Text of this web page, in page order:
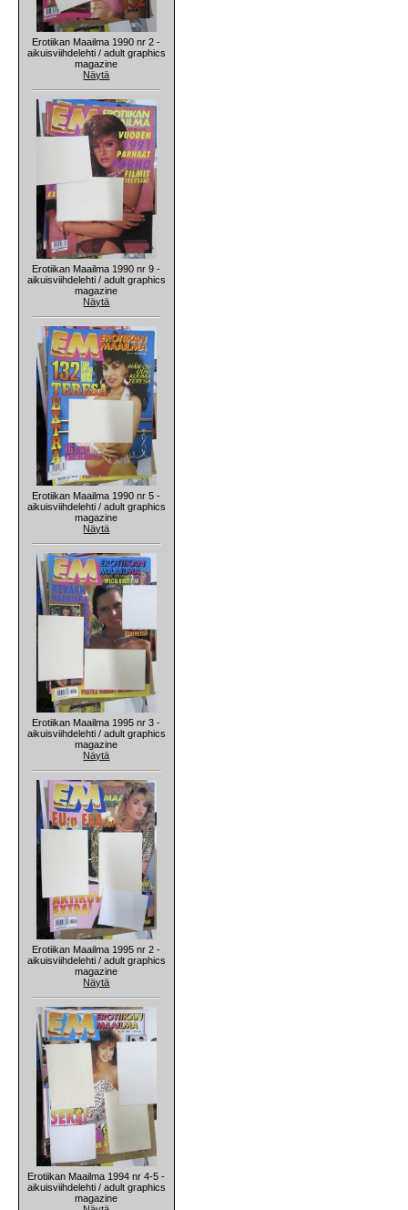
Erotiikan Maailma 1990 nr 2 -
aikuisviihdelehti / adult graphics
magazine
Näytä
Erotiikan Maailma 1990 nr 9 -
aikuisviihdelehti / adult graphics
magazine
Näytä
Erotiikan Maailma 1990 nr 5 -
aikuisviihdelehti / adult graphics
magazine
Näytä
Erotiikan Maailma 1995 nr 3 -
aikuisviihdelehti / adult graphics
magazine
Näytä
Erotiikan Maailma 1995 nr 2 -
aikuisviihdelehti / adult graphics
magazine
Näytä
Erotiikan Maailma 1994 nr 4-5 -
aikuisviihdelehti / adult graphics
magazine